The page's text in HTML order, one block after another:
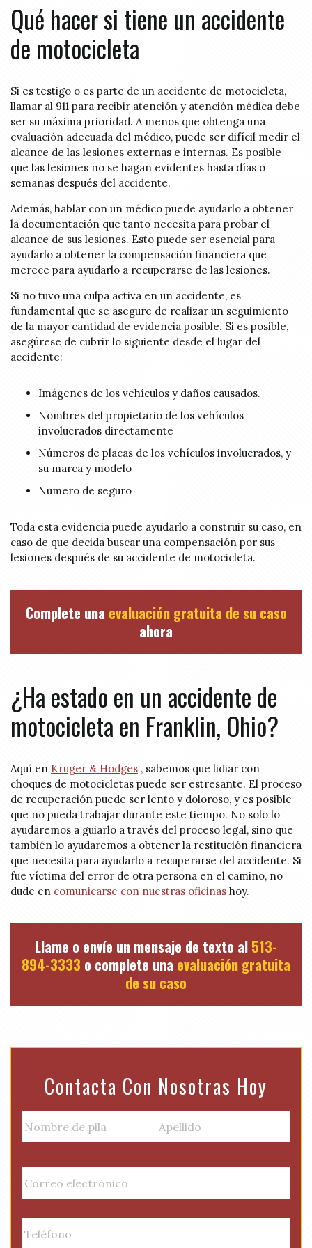
Qué hacer si tiene un accidente
de motocicleta
Si es testigo o es parte de un accidente de motocicleta,
llamar al 911 para recibir atención y atención médica debe
ser su máxima prioridad. A menos que obtenga una
evaluación adecuada del médico, puede ser difícil medir el
alcance de las lesiones externas e internas. Es posible
que las lesiones no se hagan evidentes hasta días o
semanas después del accidente.
Además, hablar con un médico puede ayudarlo a obtener
la documentación que tanto necesita para probar el
alcance de sus lesiones. Esto puede ser esencial para
ayudarlo a obtener la compensación financiera que
merece para ayudarlo a recuperarse de las lesiones.
Si no tuvo una culpa activa en un accidente, es
fundamental que se asegure de realizar un seguimiento
de la mayor cantidad de evidencia posible. Si es posible,
asegúrese de cubrir lo siguiente desde el lugar del
accidente:
Imágenes de los vehículos y daños causados.
Nombres del propietario de los vehículos
involucrados directamente
Números de placas de los vehículos involucrados, y
su marca y modelo
Numero de seguro
Toda esta evidencia puede ayudarlo a construir su caso, en
caso de que decida buscar una compensación por sus
lesiones después de su accidente de motocicleta.
Complete una evaluación gratuita de su caso
ahora
¿Ha estado en un accidente de
motocicleta en Franklin, Ohio?
Aquí en Kruger & Hodges , sabemos que lidiar con
choques de motocicletas puede ser estresante. El proceso
de recuperación puede ser lento y doloroso, y es posible
que no pueda trabajar durante este tiempo. No solo lo
ayudaremos a guiarlo a través del proceso legal, sino que
también lo ayudaremos a obtener la restitución financiera
que necesita para ayudarlo a recuperarse del accidente. Si
fue víctima del error de otra persona en el camino, no
dude en comunicarse con nuestras oficinas hoy.
Llame o envíe un mensaje de texto al 513-
894-3333 o complete una evaluación gratuita
de su caso
Contacta Con Nosotras Hoy
a
e
(
R
q
de
pila
E
m
a
i
l
P
h